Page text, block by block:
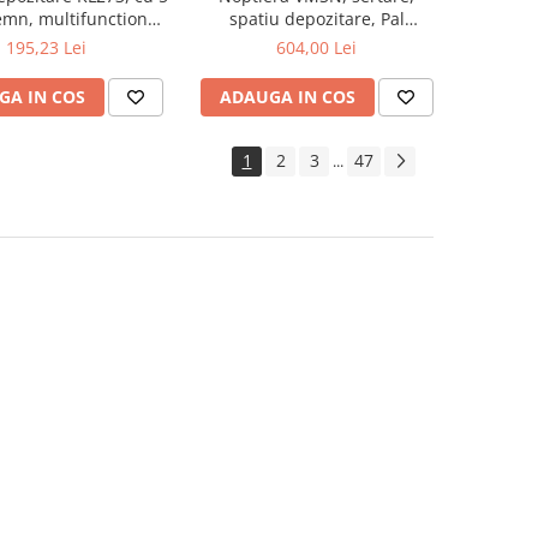
multifunctional,
natur
195,23 Lei
IN COS
spatiu depozitare, Pal
Melaminat, insertii MDF, Nuc
604,00 Lei
ADAUGA IN COS
1 2 3 ... 47